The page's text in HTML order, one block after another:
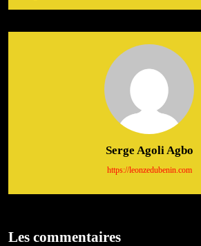
Serge Agoli Agbo
https://leonzedubenin.com
Les commentaires